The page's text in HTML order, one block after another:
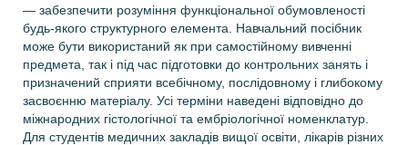
— забезпечити розуміння функціональної обумовленості
будь-якого структурного елемента. Навчальний посібник
може бути використаний як при самостійному вивченні
предмета, так і під час підготовки до контрольних занять і
призначений сприяти всебічному, послідовному і глибокому
засвоєнню матеріалу. Усі терміни наведені відповідно до
міжнародних гістологічної та ембріологічної номенклатур.
Для студентів медичних закладів вищої освіти,
лікарів різних